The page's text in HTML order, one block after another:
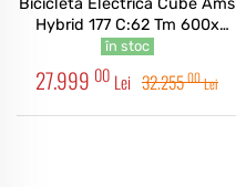
Bicicleta Electrica Cube Ams
Hybrid 177 C:62 Tm 600x
Reedgreen Matrix 2026
în stoc
27.999 00 Lei 32.25500Lei